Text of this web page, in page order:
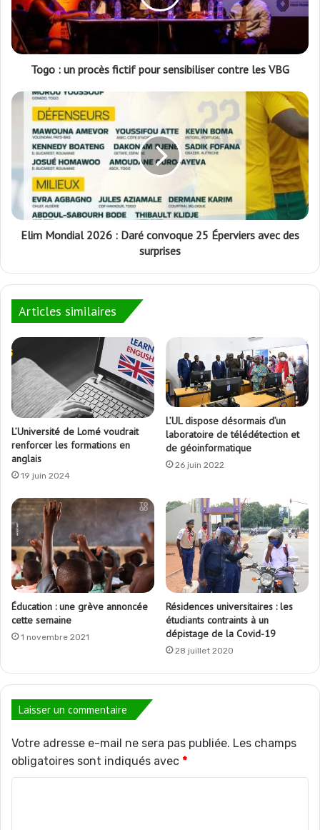
Togo : un procès fictif pour sensibiliser contre les VBG
Elim Mondial 2026 : Daré convoque 25 Éperviers avec des
surprises
Articles similaires
L’Université de Lomé voudrait
renforcer les formations en
anglais
19 juin 2024
L’UL dispose désormais d’un
laboratoire de télédétection et
de géoinformatique
26 juin 2022
Éducation : une grève annoncée
cette semaine
1 novembre 2021
Résidences universitaires : les
étudiants contraints à un
dépistage de la Covid-19
28 juillet 2020
Laisser un commentaire
Votre adresse e-mail ne sera pas publiée. Les champs
obligatoires sont indiqués avec *